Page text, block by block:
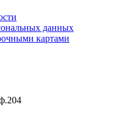
данных
картами